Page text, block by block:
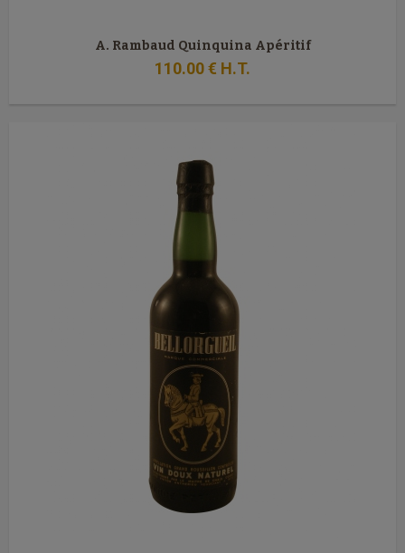
A. Rambaud Quinquina Apéritif
110.00€ H.T.